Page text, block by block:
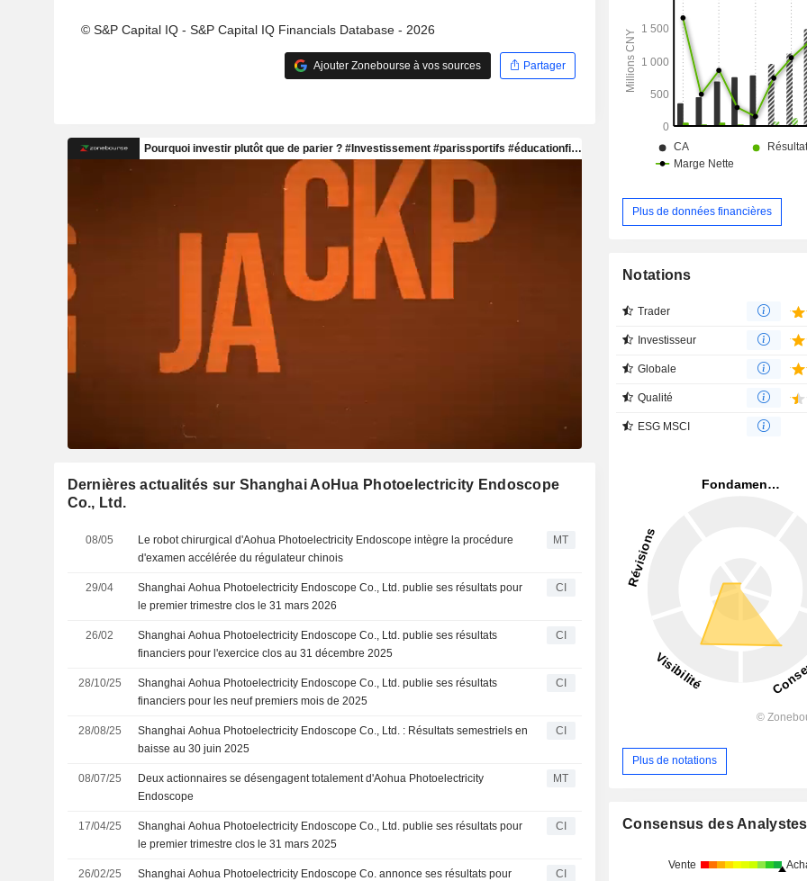
© S&P Capital IQ - S&P Capital IQ Financials Database - 2026
Ajouter Zonebourse à vos sources Partager
Dernières actualités sur Shanghai AoHua Photoelectricity Endoscope
Co., Ltd.
08/05
Le robot chirurgical d'Aohua Photoelectricity Endoscope intègre la procédure
d'examen accélérée du régulateur chinois
MT
29/04
Shanghai Aohua Photoelectricity Endoscope Co., Ltd. publie ses résultats pour
le premier trimestre clos le 31 mars 2026
CI
26/02
Shanghai Aohua Photoelectricity Endoscope Co., Ltd. publie ses résultats
financiers pour l'exercice clos au 31 décembre 2025
CI
28/10/25
Shanghai Aohua Photoelectricity Endoscope Co., Ltd. publie ses résultats
financiers pour les neuf premiers mois de 2025
CI
28/08/25
Shanghai Aohua Photoelectricity Endoscope Co., Ltd. : Résultats semestriels en
baisse au 30 juin 2025
CI
08/07/25
Deux actionnaires se désengagent totalement d'Aohua Photoelectricity
Endoscope
MT
17/04/25
Shanghai Aohua Photoelectricity Endoscope Co., Ltd. publie ses résultats pour
le premier trimestre clos le 31 mars 2025
CI
26/02/25
Shanghai Aohua Photoelectricity Endoscope Co. annonce ses résultats pour
CI
Plus de données financières
Notations
Trader
Investisseur
Globale
Qualité
ESG MSCI
Plus de notations
Consensus des Analystes
Vente